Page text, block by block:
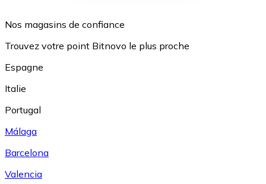
Nos magasins de confiance
Trouvez votre point Bitnovo le plus proche
Espagne
Italie
Portugal
Málaga
Barcelona
Valencia